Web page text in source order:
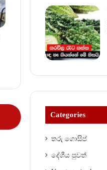
Categories
තරු ගොසිප්
දේශීය පුවත්